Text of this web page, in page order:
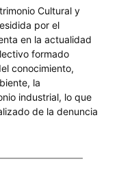
Cultural y
por el
en la actualidad
formado
conocimiento,
la
industrial, lo que
de la denuncia